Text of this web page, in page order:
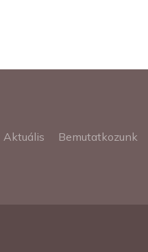
Aktuális Bemutatkozunk